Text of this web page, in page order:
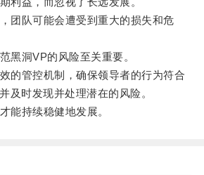
队可能会遭受到重大的损失和危
洞VP的风险至关重要。
管控机制，确保领导者的行为符合
及时发现并处理潜在的风险。
持续稳健地发展。